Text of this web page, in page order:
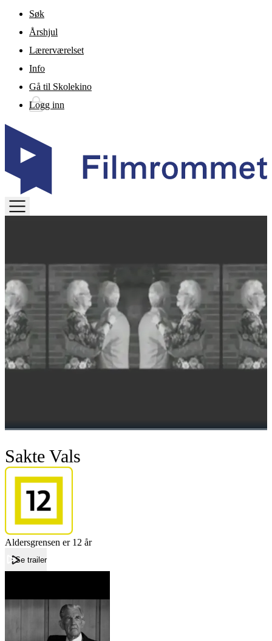
Gå til hovedinnhold
Søk
Årshjul
Lærerværelset
Info
Gå til Skolekino
Logg inn
Sakte Vals
Aldersgrensen er 12 år
Se trailer
Sakte Vals